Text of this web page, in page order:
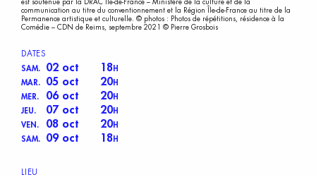
est soutenue par la DRAC Île-de-France – Ministère de la culture et de la
communication au titre du conventionnement et la Région Île-de-France au titre de la
Permanence artistique et culturelle. © photos : Photos de répétitions, résidence à la
Comédie – CDN de Reims, septembre 2021 © Pierre Grosbois
DATES
SAM.
02 oct 18H
MAR.
05 oct 20H
MER.
06 oct 20H
JEU.
07 oct 20H
VEN.
08 oct 20H
SAM.
09 oct 18H
LIEU